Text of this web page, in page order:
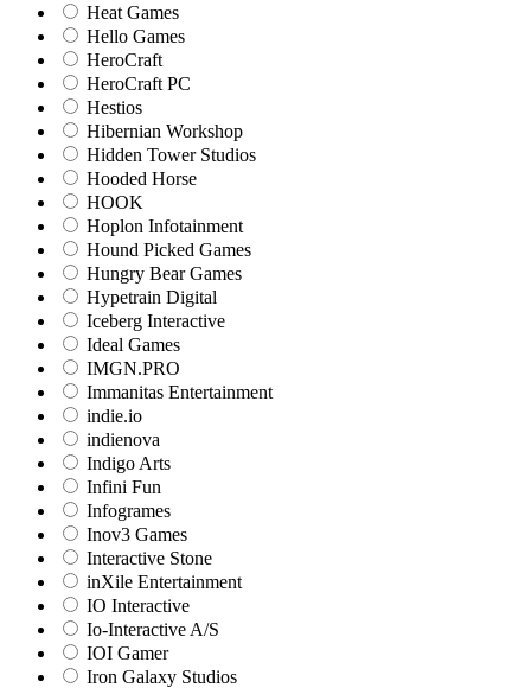
Heat Games
Hello Games
HeroCraft
HeroCraft PC
Hestios
Hibernian Workshop
Hidden Tower Studios
Hooded Horse
HOOK
Hoplon Infotainment
Hound Picked Games
Hungry Bear Games
Hypetrain Digital
Iceberg Interactive
Ideal Games
IMGN.PRO
Immanitas Entertainment
indie.io
indienova
Indigo Arts
Infini Fun
Infogrames
Inov3 Games
Interactive Stone
inXile Entertainment
IO Interactive
Io-Interactive A/S
IOI Gamer
Iron Galaxy Studios